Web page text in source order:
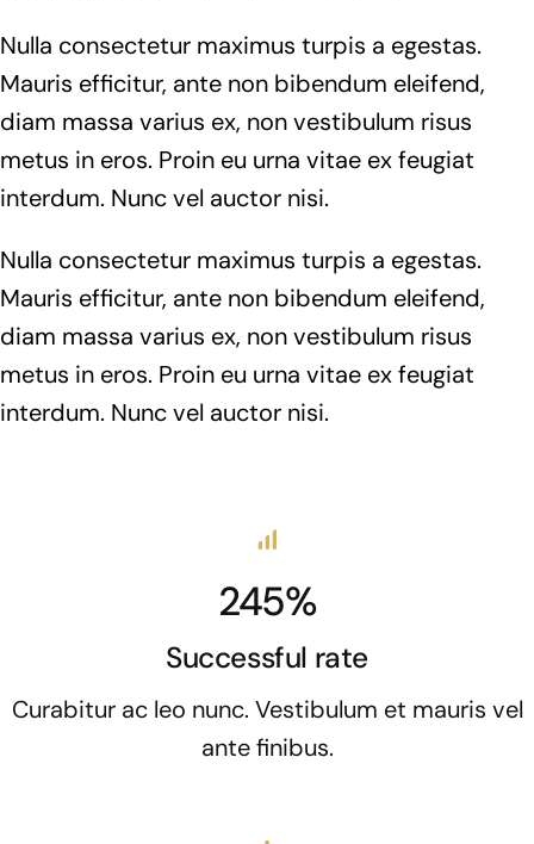
Nulla consectetur maximus turpis a egestas.
Mauris efficitur, ante non bibendum eleifend,
diam massa varius ex, non vestibulum risus
metus in eros. Proin eu urna vitae ex feugiat
interdum. Nunc vel auctor nisi.
Nulla consectetur maximus turpis a egestas.
Mauris efficitur, ante non bibendum eleifend,
diam massa varius ex, non vestibulum risus
metus in eros. Proin eu urna vitae ex feugiat
interdum. Nunc vel auctor nisi.
245%
Successful rate
Curabitur ac leo nunc. Vestibulum et mauris vel
ante finibus.